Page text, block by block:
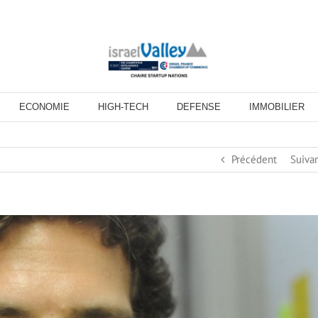
ECONOMIE HIGH-TECH DEFENSE IMMOBILIER
Précédent